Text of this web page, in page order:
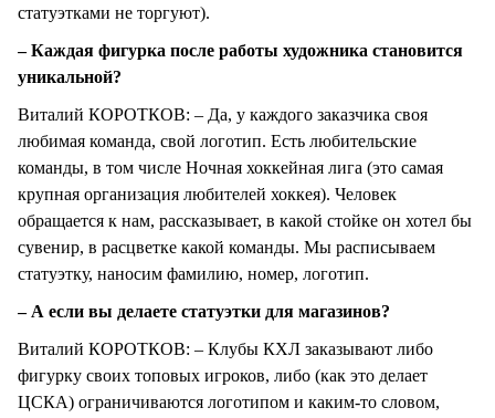
статуэтками не торгуют).
– Каждая фигурка после работы художника становится
уникальной?
Виталий КОРОТКОВ: – Да, у каждого заказчика своя
любимая команда, свой логотип. Есть любительские
команды, в том числе Ночная хоккейная лига (это самая
крупная организация любителей хоккея). Человек
обращается к нам, рассказывает, в какой стойке он хотел бы
сувенир, в расцветке какой команды. Мы расписываем
статуэтку, наносим фамилию, номер, логотип.
– А если вы делаете статуэтки для магазинов?
Виталий КОРОТКОВ: – Клубы КХЛ заказывают либо
фигурку своих топовых игроков, либо (как это делает
ЦСКА) ограничиваются логотипом и каким-то словом,